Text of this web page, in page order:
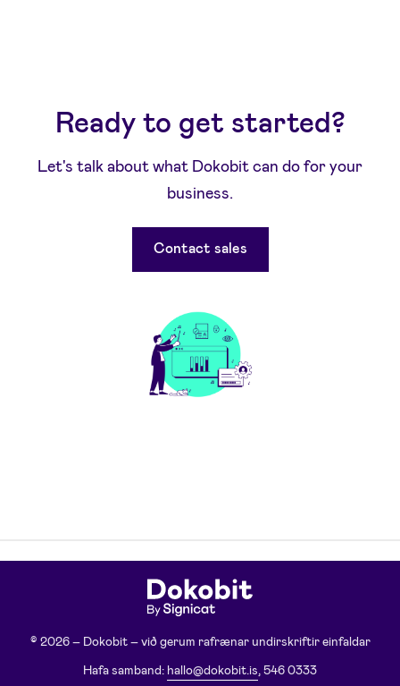
Ready to get started?
Let's talk about what Dokobit can do for your
business.
Contact sales
© 2026 – Dokobit – við gerum rafrænar undirskriftir einfaldar
Hafa samband: hallo@dokobit.is, 546 0333